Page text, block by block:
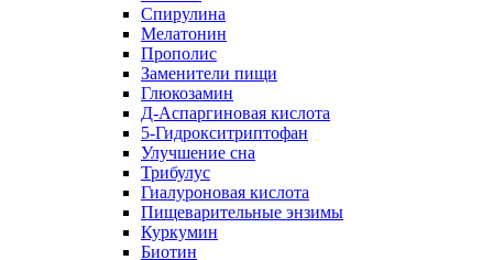
Спирулина
Мелатонин
Прополис
Заменители пищи
Глюкозамин
Д-Аспаргиновая кислота
5-Гидрокситриптофан
Улучшение сна
Трибулус
Гиалуроновая кислота
Пищеварительные энзимы
Куркумин
Биотин